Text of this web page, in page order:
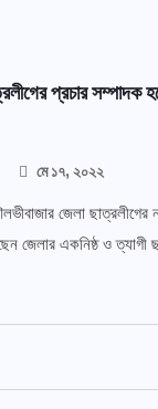
প্রচার সম্পাদক
মে ১৭, ২০২২
জেলা ছাত্রলীগের
জেলার একনিষ্ঠ ও ত্যাগী